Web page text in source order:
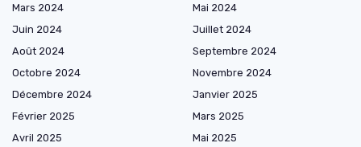
Mars 2024
Mai 2024
Juin 2024
Juillet 2024
Août 2024
Septembre 2024
Octobre 2024
Novembre 2024
Décembre 2024
Janvier 2025
Février 2025
Mars 2025
Avril 2025
Mai 2025